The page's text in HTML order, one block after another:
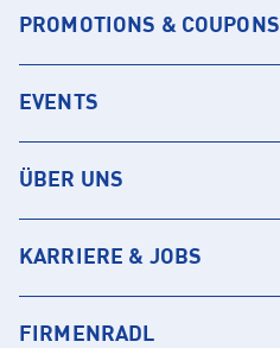
PROMOTIONS & COUPONS
EVENTS
ÜBER UNS
KARRIERE & JOBS
FIRMENRADL